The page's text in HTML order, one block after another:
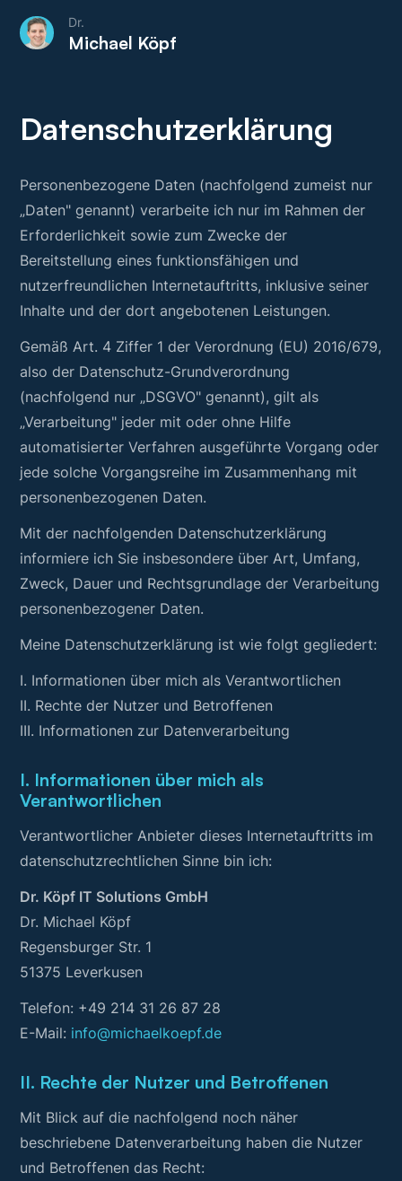
Dr.
Michael Köpf
Datenschutzerklärung
Personenbezogene Daten (nachfolgend zumeist nur
„Daten" genannt) verarbeite ich nur im Rahmen der
Erforderlichkeit sowie zum Zwecke der
Bereitstellung eines funktionsfähigen und
nutzerfreundlichen Internetauftritts, inklusive seiner
Inhalte und der dort angebotenen Leistungen.
Gemäß Art. 4 Ziffer 1 der Verordnung (EU) 2016/679,
also der Datenschutz-Grundverordnung
(nachfolgend nur „DSGVO" genannt), gilt als
„Verarbeitung" jeder mit oder ohne Hilfe
automatisierter Verfahren ausgeführte Vorgang oder
jede solche Vorgangsreihe im Zusammenhang mit
personenbezogenen Daten.
Mit der nachfolgenden Datenschutzerklärung
informiere ich Sie insbesondere über Art, Umfang,
Zweck, Dauer und Rechtsgrundlage der Verarbeitung
personenbezogener Daten.
Meine Datenschutzerklärung ist wie folgt gegliedert:
I. Informationen über mich als Verantwortlichen
II. Rechte der Nutzer und Betroffenen
III. Informationen zur Datenverarbeitung
I. Informationen über mich als
Verantwortlichen
Verantwortlicher Anbieter dieses Internetauftritts im
datenschutzrechtlichen Sinne bin ich:
Dr. Köpf IT Solutions GmbH
Dr. Michael Köpf
Regensburger Str. 1
51375 Leverkusen
Telefon: +49 214 31 26 87 28
E-Mail: info@michaelkoepf.de
II. Rechte der Nutzer und Betroffenen
Mit Blick auf die nachfolgend noch näher
beschriebene Datenverarbeitung haben die Nutzer
und Betroffenen das Recht: